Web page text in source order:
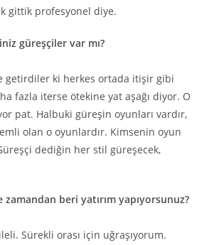
gittik profesyonel diye.
güreşçiler var mı?
getirdiler ki herkes ortada itişir gibi
fazla iterse ötekine yat aşağı diyor. O
pat. Halbuki güreşin oyunları vardır,
olan o oyunlardır. Kimsenin oyun
dediğin her stil güreşecek,
zamandan beri yatırım yapıyorsunuz?
Sürekli orası için uğraşıyorum.